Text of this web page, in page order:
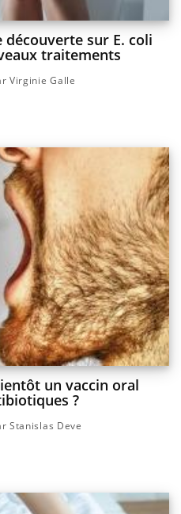
sur E. coli
traitements
Virginie Galle
un vaccin oral
?
Stanislas Deve